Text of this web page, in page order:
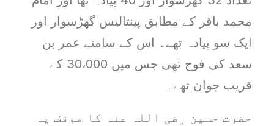
محمد باقر کے مطابق پینتالیس گھڑسوار اور
ایک سو پیادہ تھے۔ اس کے سامنے عمر بن
سعد کی فوج تھی جس میں 30،000 کے
قریب جوان تھے۔
حضرت حسین رضی اللہ عنہ کا موقف یہ